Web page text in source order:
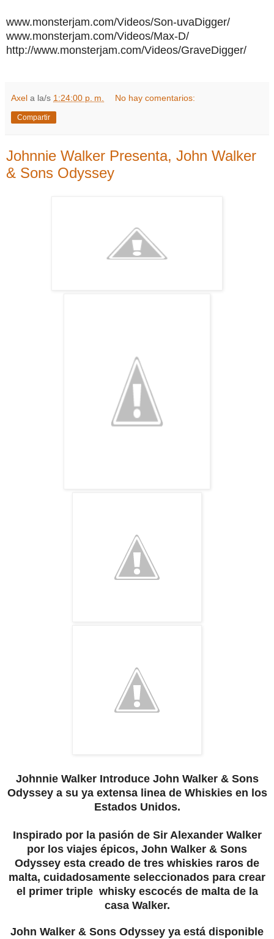
www.monsterjam.com/Videos/Son-uvaDigger/
www.monsterjam.com/Videos/Max-D/
http://www.monsterjam.com/Videos/GraveDigger/
Axel a la/s 1:24:00 p. m. No hay comentarios:
Compartir
Johnnie Walker Presenta, John Walker
& Sons Odyssey
Johnnie Walker Introduce John Walker & Sons
Odyssey a su ya extensa linea de Whiskies en los
Estados Unidos.
Inspirado por la pasión de Sir Alexander Walker
por los viajes épicos, John Walker & Sons
Odyssey esta creado de tres whiskies raros de
malta, cuidadosamente seleccionados para crear
el primer triple whisky escocés de malta de la
casa Walker.
John Walker & Sons Odyssey ya está disponible